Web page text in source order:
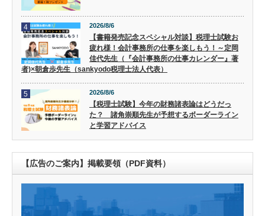
4 2026/8/6
【書籍発売記念スペシャル対談】税理士試験お
疲れ様！会計事務所の仕事を楽しもう！～定岡
佳代先生（『会計事務所の仕事カレンダー』著
者)×朝倉歩先生（sankyodo税理士法人代表）
5 2026/8/6
【税理士試験】今年の財務諸表論はどうだっ
た？ 諸角崇順先生が予想するボーダーライン
と学習アドバイス
【広告のご案内】掲載要領（PDF資料）